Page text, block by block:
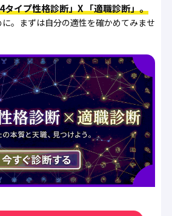
タイプ性格診断」X 「適職診断」。
。まずは自分の適性を確かめてみませ